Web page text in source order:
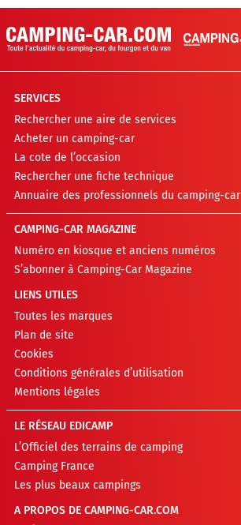
SERVICES
Rechercher une aire de services
Acheter un camping-car
La cote de l’occasion
Rechercher une fiche technique
Annuaire des professionnels du camping-car
CAMPING-CAR MAGAZINE
Numéro en kiosque et anciens numéros
S’abonner à Camping-Car Magazine
LIENS UTILES
Toutes les marques
Plan de site
Cookies
Conditions générales d’utilisation
Mentions légales
LE RÉSEAU EDICAMP
L’Officiel des terrains de camping
Camping France
Les plus beaux campings
A PROPOS DE CAMPING-CAR.COM